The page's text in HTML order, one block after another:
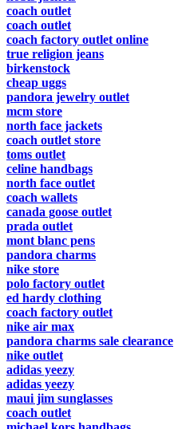
coach outlet
coach outlet
coach factory outlet online
true religion jeans
birkenstock
cheap uggs
pandora jewelry outlet
mcm store
north face jackets
coach outlet store
toms outlet
celine handbags
north face outlet
coach wallets
canada goose outlet
prada outlet
mont blanc pens
pandora charms
nike store
polo factory outlet
ed hardy clothing
coach factory outlet
nike air max
pandora charms sale clearance
nike outlet
adidas yeezy
adidas yeezy
maui jim sunglasses
coach outlet